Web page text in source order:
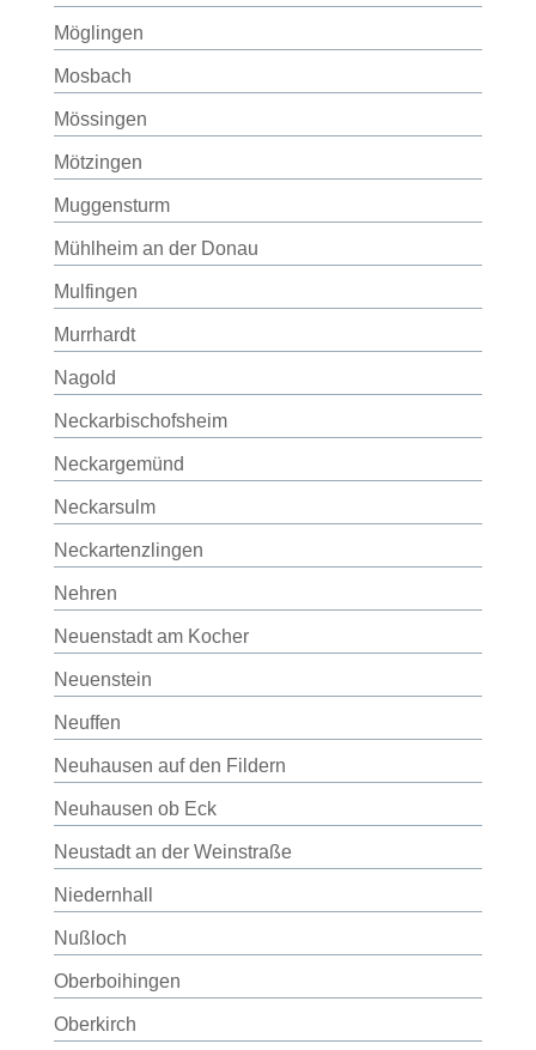
Möglingen
Mosbach
Mössingen
Mötzingen
Muggensturm
Mühlheim an der Donau
Mulfingen
Murrhardt
Nagold
Neckarbischofsheim
Neckargemünd
Neckarsulm
Neckartenzlingen
Nehren
Neuenstadt am Kocher
Neuenstein
Neuffen
Neuhausen auf den Fildern
Neuhausen ob Eck
Neustadt an der Weinstraße
Niedernhall
Nußloch
Oberboihingen
Oberkirch